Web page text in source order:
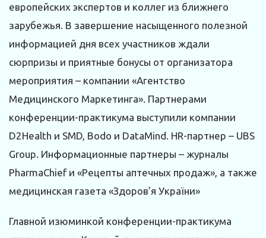
европейских экспертов и коллег из ближнего
зарубежья. В завершение насыщенного полезной
информацией дня всех участников ждали
сюрпризы и приятные бонусы от организатора
мероприятия – компании «Агентство
Медицинского Маркетинга». Партнерами
конференции-практикума выступили компании
D2Health и SMD, Bodo и DataMind. HR-партнер – UBS
Group. Информационные партнеры – журналы
PharmaChief и «Рецепты аптечных продаж», а также
медицинская газета «Здоров’я України»
Главной изюминкой конференции-практикума